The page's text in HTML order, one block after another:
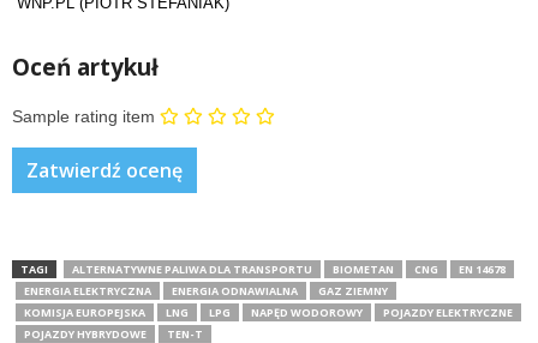
Oceń artykuł
Sample rating item
TAGI ALTERNATYWNE PALIWA DLA TRANSPORTU BIOMETAN CNG
EN 14678
ENERGIA ELEKTRYCZNA
ENERGIA ODNAWIALNA
GAZ ZIEMNY
KOMISJA EUROPEJSKA
LNG LPG NAPĘD WODOROWY
POJAZDY ELEKTRYCZNE
POJAZDY HYBRYDOWE
TEN-T